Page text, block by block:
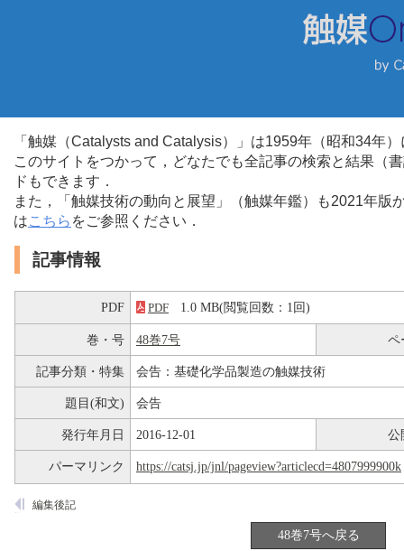
「触媒（Catalysts and Catalysis）」は1959年（昭和34年
このサイトをつかって，どなたでも全記事の検索と結果（
ドもできます．
また，「触媒技術の動向と展望」（触媒年鑑）も2021年
はこちら をご参照ください．
記事情報
PDF PDF 1.0 MB(閲覧回数：1回)
巻・号 48巻7号 ペ
記事分類・特集 会告：基礎化学品製造の触媒技術
題目(和文) 会告
発行年月日 2016-12-01 公
パーマリンク https://catsj.jp/jnl/pageview?articlecd=4807999900k
編集後記
48巻7号へ戻る